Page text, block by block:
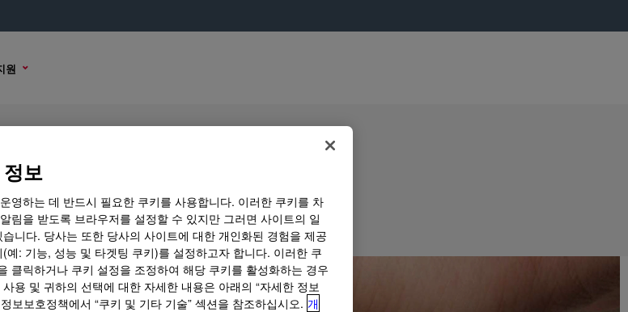
원
보
영하는 데 반드시 필요한 쿠키를 사용합니다. 이러한 쿠키를 차
림을 받도록 브라우저를 설정할 수 있지만 그러면 사이트의 일
니다. 당사는 또한 당사의 사이트에 대한 개인화된 경험을 제공
예: 기능, 성능 및 타겟팅 쿠키)를 설정하고자 합니다. 이러한 쿠
클릭하거나 쿠키 설정을 조정하여 해당 쿠키를 활성화하는 경우
용 및 귀하의 선택에 대한 자세한 내용은 아래의 “자세한 정보
보보호정책에서 “쿠키 및 기타 기술” 섹션을 참조하십시오. 개